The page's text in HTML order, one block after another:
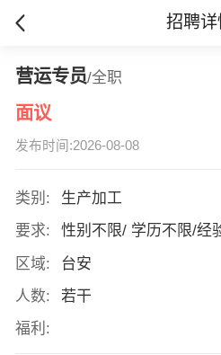
招聘详
营运专员/全职
面议
发布时间:2026-08-08
类别:
生产加工
要求:
性别不限/ 学历不限/经
区域:
台安
人数:
若干
福利: